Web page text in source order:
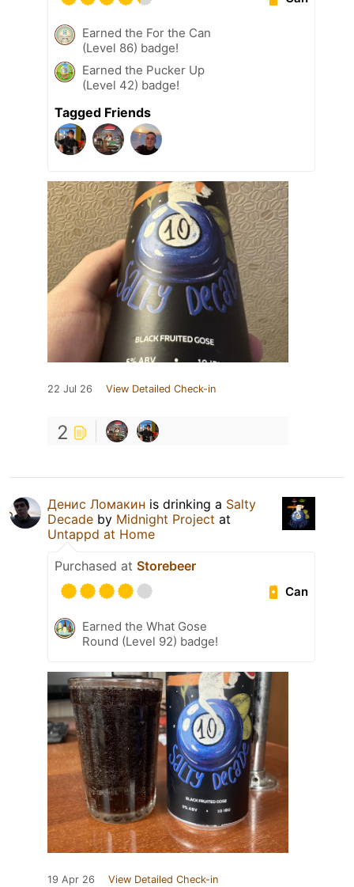
Earned the For the Can
(Level 86) badge!
Earned the Pucker Up
(Level 42) badge!
Tagged Friends
22 Jul 26 View Detailed Check-in
2
Денис Ломакин is drinking a Salty
Decade by Midnight Project at
Untappd at Home
Purchased at Storebeer
Can
Earned the What Gose
Round (Level 92) badge!
19 Apr 26 View Detailed Check-in